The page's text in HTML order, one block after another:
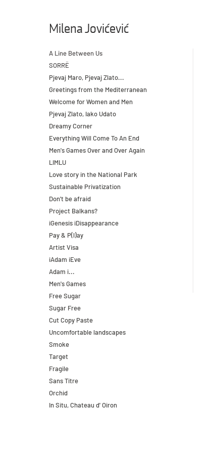
A Line Between Us
SORRË
Pjevaj Maro, Pjevaj Zlato...
Greetings from the Mediterranean
Welcome for Women and Men
Pjevaj Zlato, Iako Udato
Dreamy Corner
Everything Will Come To An End
Men's Games Over and Over Again
LIMLU
Love story in the National Park
Sustainable Privatization
Don't be afraid
Project Balkans?
iGenesis iDisappearance
Pay & P(l)ay
Artist Visa
iAdam iEve
Adam i...
Men's Games
Free Sugar
Sugar Free
Cut Copy Paste
Uncomfortable landscapes
Smoke
Target
Fragile
Sans Titre
Orchid
In Situ, Chateau d' Oiron
Milena Jovićević